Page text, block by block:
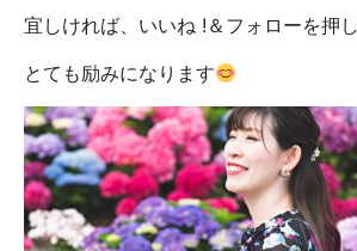
宜しければ、いいね !＆フォローを押
とても励みになります